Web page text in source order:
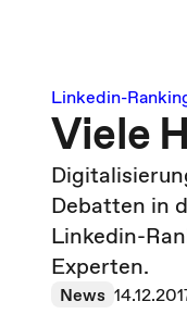
Linkedin-
Viele
Debatten in
Linkedin-
Experten.
News